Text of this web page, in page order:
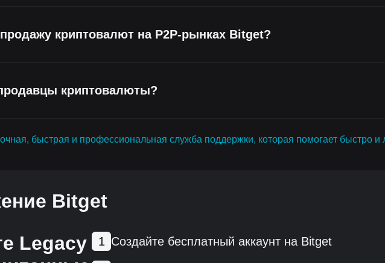
криптовалют на P2P-рынках Bitget?
криптовалюты?
быстрая и профессиональная служба поддержки, которая помогает быстро
Bitget
Legacy
1 Создайте бесплатный аккаунт на Bitget